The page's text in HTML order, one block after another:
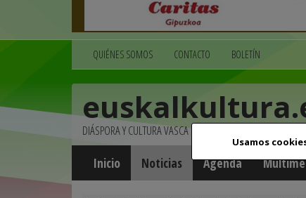
Usamos
QUIÉNES SOMOS CONTACTO BOLETÍN
DIÁSPORA Y CULTURA VASCA
Inicio Noticias Agenda